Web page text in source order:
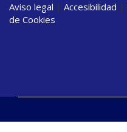
Aviso legal | Accesibilidad |
de Cookies